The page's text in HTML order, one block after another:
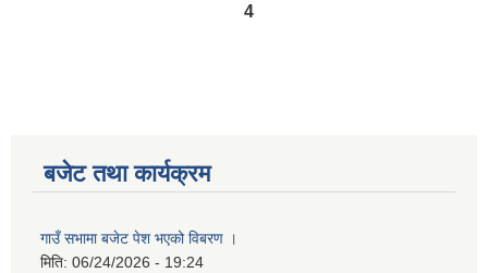
4
बजेट तथा कार्यक्रम
गाउँ सभामा बजेट पेश भएको विबरण ।
मिति: 06/24/2026 - 19:24